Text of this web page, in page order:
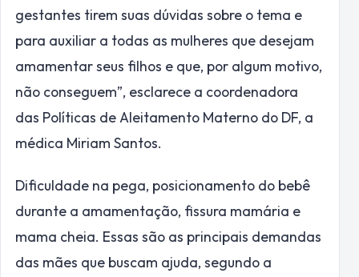
gestantes tirem suas dúvidas sobre o tema e
para auxiliar a todas as mulheres que desejam
amamentar seus filhos e que, por algum motivo,
não conseguem”, esclarece a coordenadora
das Políticas de Aleitamento Materno do DF, a
médica Miriam Santos.
Dificuldade na pega, posicionamento do bebê
durante a amamentação, fissura mamária e
mama cheia. Essas são as principais demandas
das mães que buscam ajuda, segundo a